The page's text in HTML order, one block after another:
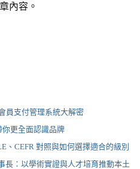
內容。
員支付管理系統大解密
你更全面認識品牌
、CEFR 對照與如何選擇適合的級別
：以學術實證與人才培育推動本土